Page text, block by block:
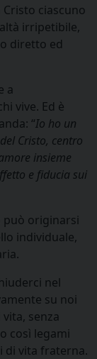
ciascuno
irripetibile,
diretto ed
a
vive. Ed è
“Io ho un
Cristo, centro
insieme
e fiducia sui
può originarsi
individuale,
nel
su noi
senza
così legami
di vita fraterna.